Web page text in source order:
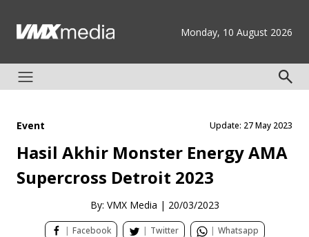
Monday, 10 August 2026
Event Update: 27 May 2023
Hasil Akhir Monster Energy AMA
Supercross Detroit 2023
By: VMX Media | 20/03/2023
| Facebook | Twitter | Whatsapp